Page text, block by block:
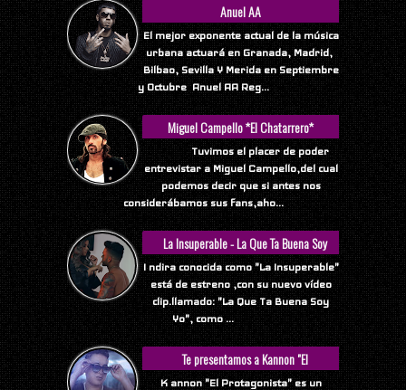
Anuel AA
El mejor exponente actual de la música
urbana actuará en Granada, Madrid,
Bilbao, Sevilla Y Merida en Septiembre
y Octubre Anuel AA Reg...
Miguel Campello *El Chatarrero*
Tuvimos el placer de poder
entrevistar a Miguel Campello,del cual
podemos decir que si antes nos
considerábamos sus fans,aho...
La Insuperable - La Que Ta Buena Soy
Yo
I ndira conocida como "La Insuperable"
está de estreno ,con su nuevo vídeo
clip.llamado: "La Que Ta Buena Soy
Yo", como ...
Te presentamos a Kannon "El
Protagonista"
K annon "El Protagonista" es un